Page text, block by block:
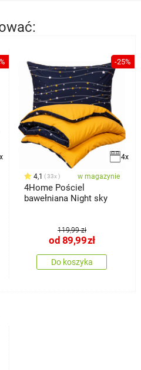
-25%
4x
4,1 33x w magazynie
4Home Pościel
bawełniana Night sky
119,99 zł
od 89,99zł
Do koszyka